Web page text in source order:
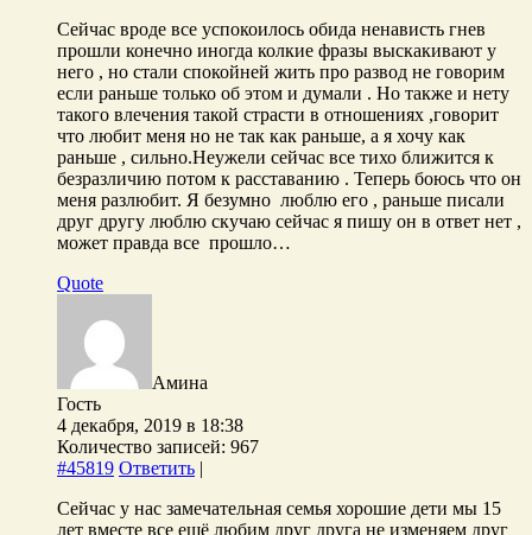
Сейчас вроде все успокоилось обида ненависть гнев
прошли конечно иногда колкие фразы выскакивают у
него , но стали спокойней жить про развод не говорим
если раньше только об этом и думали . Но также и нету
такого влечения такой страсти в отношениях ,говорит
что любит меня но не так как раньше, а я хочу как
раньше , сильно.Неужели сейчас все тихо ближится к
безразличию потом к расставанию . Теперь боюсь что он
меня разлюбит. Я безумно люблю его , раньше писали
друг другу люблю скучаю сейчас я пишу он в ответ нет ,
может правда все прошло…
Quote
Амина
Гость
4 декабря, 2019 в 18:38
Количество записей: 967
#45819 Ответить |
Сейчас у нас замечательная семья хорошие дети мы 15
лет вместе все ещё любим друг друга не изменяем друг